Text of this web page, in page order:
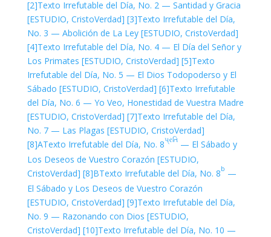
[2]Texto Irrefutable del Día, No. 2 — Santidad y Gracia
[ESTUDIO, CristoVerdad] [3]Texto Irrefutable del Día,
No. 3 — Abolición de La Ley [ESTUDIO, CristoVerdad]
[4]Texto Irrefutable del Día, No. 4 — El Día del Señor y
Los Primates [ESTUDIO, CristoVerdad] [5]Texto
Irrefutable del Día, No. 5 — El Dios Todopoderso y El
Sábado [ESTUDIO, CristoVerdad] [6]Texto Irrefutable
del Día, No. 6 — Yo Veo, Honestidad de Vuestra Madre
[ESTUDIO, CristoVerdad] [7]Texto Irrefutable del Día,
No. 7 — Las Plagas [ESTUDIO, CristoVerdad]
[8]ATexto Irrefutable del Día, No. 8પ્રતિ— El Sábado y
Los Deseos de Vuestro Corazón [ESTUDIO,
CristoVerdad] [8]BTexto Irrefutable del Día, No. 8b —
El Sábado y Los Deseos de Vuestro Corazón
[ESTUDIO, CristoVerdad] [9]Texto Irrefutable del Día,
No. 9 — Razonando con Dios [ESTUDIO,
CristoVerdad] [10]Texto Irrefutable del Día, No. 10 —